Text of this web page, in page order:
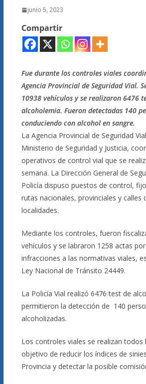
junio 5, 2023
Compartir
Fue durante los controles viales
Agencia Provincial de Seguridad Vial.
10938 vehículos y se realizaron 6476
alcoholemia. Fueron detectadas 140
conduciendo con alcohol en sangre.
La Agencia Provincial de Seguridad
Ministerio de Seguridad y Justicia,
operativos de control vial que se
semana. La Dirección General de
Policía dispuso puestos de control,
rutas nacionales, provinciales y calles
localidades.
Mediante los controles, fueron
vehículos y se labraron 1258 actas
infracciones a las normativas viales,
Ley Nacional de Tránsito 24449.
La Policía Vial realizó 6476 test de
permitieron la detección de 140
alcoholizadas.
Los controles viales se realizan todos
objetivo de reducir los índices de
Provincia y detectar la posible